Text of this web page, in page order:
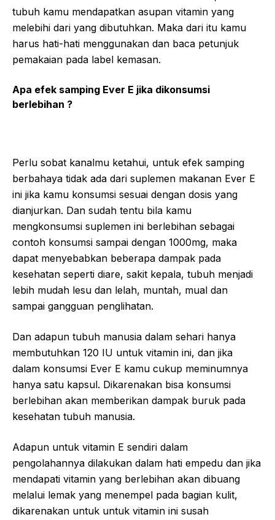
tubuh kamu mendapatkan asupan vitamin yang
melebihi dari yang dibutuhkan. Maka dari itu kamu
harus hati-hati menggunakan dan baca petunjuk
pemakaian pada label kemasan.
Apa efek samping Ever E jika dikonsumsi
berlebihan ?
Perlu sobat kanalmu ketahui, untuk efek samping
berbahaya tidak ada dari suplemen makanan Ever E
ini jika kamu konsumsi sesuai dengan dosis yang
dianjurkan. Dan sudah tentu bila kamu
mengkonsumsi suplemen ini berlebihan sebagai
contoh konsumsi sampai dengan 1000mg, maka
dapat menyebabkan beberapa dampak pada
kesehatan seperti diare, sakit kepala, tubuh menjadi
lebih mudah lesu dan lelah, muntah, mual dan
sampai gangguan penglihatan.
Dan adapun tubuh manusia dalam sehari hanya
membutuhkan 120 IU untuk vitamin ini, dan jika
dalam konsumsi Ever E kamu cukup meminumnya
hanya satu kapsul. Dikarenakan bisa konsumsi
berlebihan akan memberikan dampak buruk pada
kesehatan tubuh manusia.
Adapun untuk vitamin E sendiri dalam
pengolahannya dilakukan dalam hati empedu dan jika
mendapati vitamin yang berlebihan akan dibuang
melalui lemak yang menempel pada bagian kulit,
dikarenakan untuk untuk vitamin ini susah